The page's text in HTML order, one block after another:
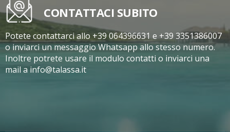
CONTATTACI SUBITO
Potete contattarci allo +39 064396631 e +39 3351386007
o inviarci un messaggio Whatsapp allo stesso numero.
Inoltre potrete usare il modulo contatti o inviarci una
mail a info@talassa.it